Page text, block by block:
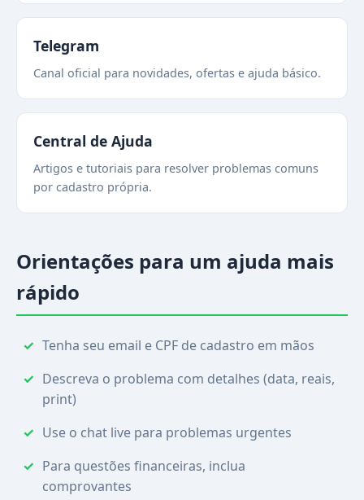
Telegram
Canal oficial para novidades, ofertas e ajuda básico.
Central de Ajuda
Artigos e tutoriais para resolver problemas comuns
por cadastro própria.
Orientações para um ajuda mais
rápido
Tenha seu email e CPF de cadastro em mãos
Descreva o problema com detalhes (data, reais,
print)
Use o chat live para problemas urgentes
Para questões financeiras, inclua
comprovantes